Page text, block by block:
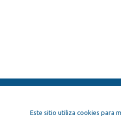
Este sitio utiliza cookies para